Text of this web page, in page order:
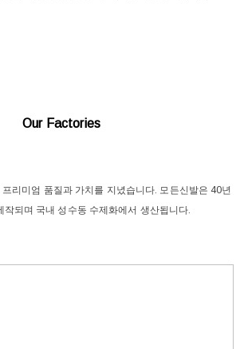
Our Factories
리미엄 품질과 가치를 지녔습니다. 모든신발은 40년
작되며 국내 성수동 수제화에서 생산됩니다.